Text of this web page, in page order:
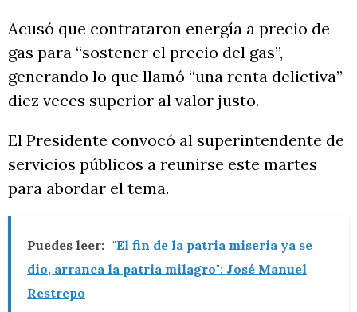
Acusó que contrataron energía a precio de
gas para “sostener el precio del gas”,
generando lo que llamó “una renta delictiva”
diez veces superior al valor justo.
El Presidente convocó al superintendente de
servicios públicos a reunirse este martes
para abordar el tema.
Puedes leer: "El fin de la patria miseria ya se
dio, arranca la patria milagro": José Manuel
Restrepo